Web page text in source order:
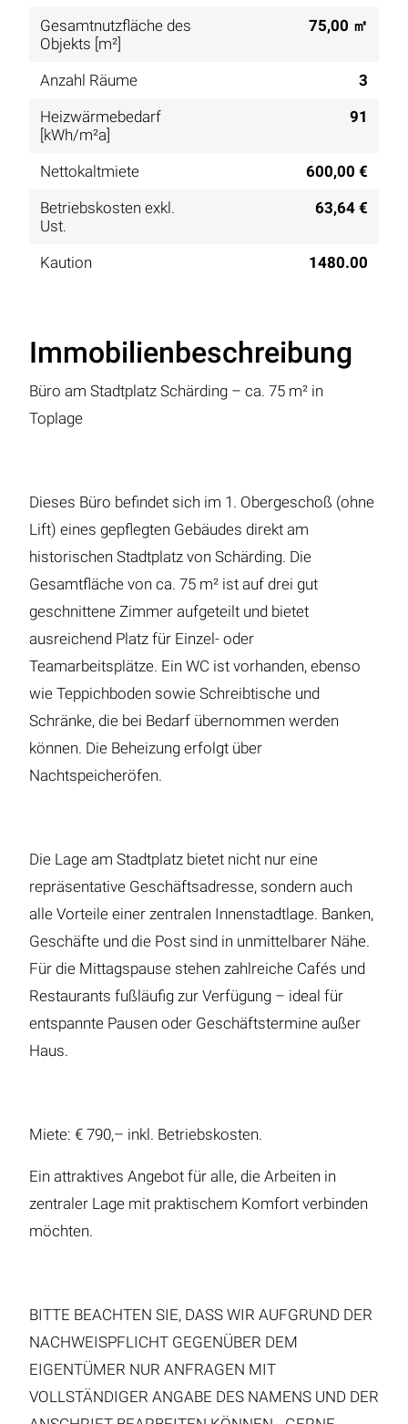
Gesamtnutzfläche des
Objekts [m²]
75,00 ㎡
Anzahl Räume
3
Heizwärmebedarf
[kWh/m²a]
91
Nettokaltmiete
600,00 €
Betriebskosten exkl.
Ust.
63,64 €
Kaution 1480.00
Immobilienbeschreibung
Büro am Stadtplatz Schärding – ca. 75 m² in
Toplage
Dieses Büro befindet sich im 1. Obergeschoß (ohne
Lift) eines gepflegten Gebäudes direkt am
historischen Stadtplatz von Schärding. Die
Gesamtfläche von ca. 75 m² ist auf drei gut
geschnittene Zimmer aufgeteilt und bietet
ausreichend Platz für Einzel- oder
Teamarbeitsplätze. Ein WC ist vorhanden, ebenso
wie Teppichboden sowie Schreibtische und
Schränke, die bei Bedarf übernommen werden
können. Die Beheizung erfolgt über
Nachtspeicheröfen.
Die Lage am Stadtplatz bietet nicht nur eine
repräsentative Geschäftsadresse, sondern auch
alle Vorteile einer zentralen Innenstadtlage. Banken,
Geschäfte und die Post sind in unmittelbarer Nähe.
Für die Mittagspause stehen zahlreiche Cafés und
Restaurants fußläufig zur Verfügung – ideal für
entspannte Pausen oder Geschäftstermine außer
Haus.
Miete: € 790,– inkl. Betriebskosten.
Ein attraktives Angebot für alle, die Arbeiten in
zentraler Lage mit praktischem Komfort verbinden
möchten.
BITTE BEACHTEN SIE, DASS WIR AUFGRUND DER
NACHWEISPFLICHT GEGENÜBER DEM
EIGENTÜMER NUR ANFRAGEN MIT
VOLLSTÄNDIGER ANGABE DES NAMENS UND DER